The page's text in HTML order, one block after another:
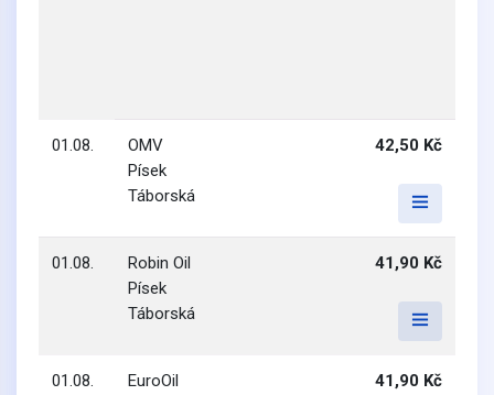
01.08.
OMV
Písek
Táborská
42,50 Kč
01.08.
Robin Oil
Písek
Táborská
41,90 Kč
01.08.
EuroOil
41,90 Kč